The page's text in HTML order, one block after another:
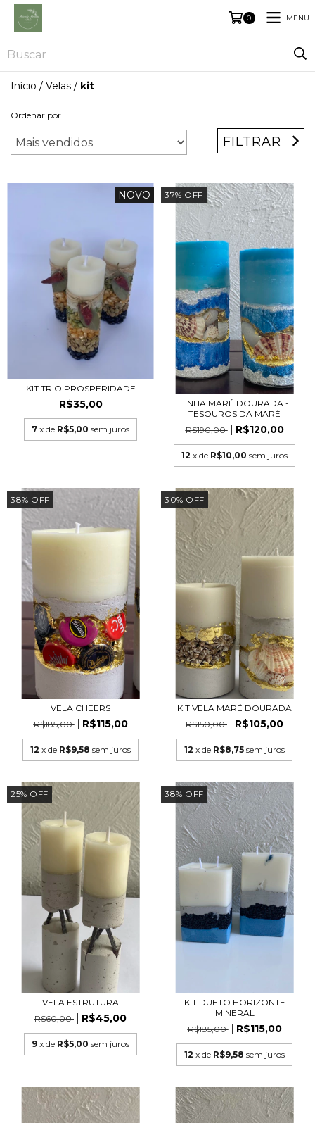
0 MENU
Início / Velas / kit
Ordenar por
FILTRAR
NOVO
KIT TRIO PROSPERIDADE
R$35,00
7 x de R$5,00 sem juros
37% OFF
LINHA MARÉ DOURADA -
TESOUROS DA MARÉ
R$190,00
R$120,00
12 x de R$10,00 sem juros
38% OFF
VELA CHEERS
R$185,00
R$115,00
12 x de R$9,58 sem juros
30% OFF
KIT VELA MARÉ DOURADA
R$150,00
R$105,00
12 x de R$8,75 sem juros
25% OFF
VELA ESTRUTURA
R$60,00
R$45,00
9 x de R$5,00 sem juros
38% OFF
KIT DUETO HORIZONTE
MINERAL
R$185,00
R$115,00
12 x de R$9,58 sem juros